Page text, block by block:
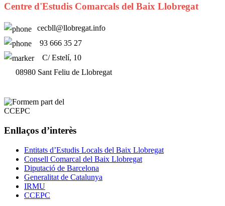
Centre d'Estudis Comarcals del Baix Llobregat
cecbll@llobregat.info
93 666 35 27
C/ Estelí, 10
08980 Sant Feliu de Llobregat
Enllaços d’interès
Entitats d’Estudis Locals del Baix Llobregat
Consell Comarcal del Baix Llobregat
Diputació de Barcelona
Generalitat de Catalunya
IRMU
CCEPC